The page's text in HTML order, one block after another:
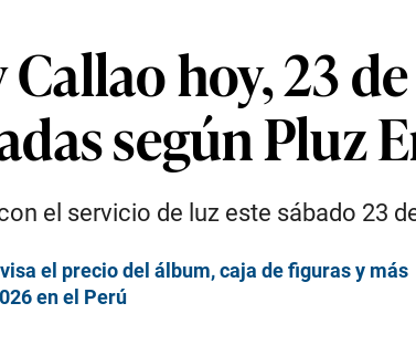
hoy, 23
según Pluz
el servicio de luz este sábado 23
el precio del álbum, caja de figuras y más
en el Perú